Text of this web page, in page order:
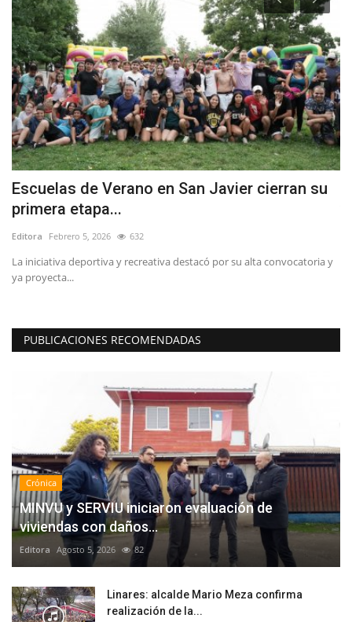
Escuelas de Verano en San Javier cierran su
primera etapa...
Editora Febrero 5, 2026 632
La iniciativa deportiva y recreativa destacó por su alta convocatoria y
ya proyecta...
PUBLICACIONES RECOMENDADAS
Crónica
MINVU y SERVIU iniciaron evaluación de
viviendas con daños...
Editora Agosto 5, 2026 82
Linares: alcalde Mario Meza confirma
realización de la...